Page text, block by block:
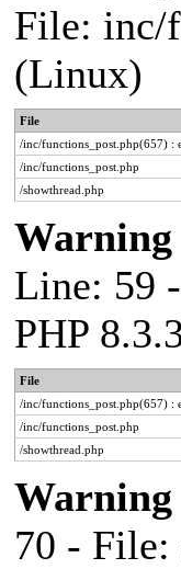
File: inc/
(Linux)
File
/inc/functions_post.php(657) :
/inc/functions_post.php
/showthread.php
Warning
Line: 59
PHP
File
/inc/functions_post.php(657) :
/inc/functions_post.php
/showthread.php
Warning
70 - File: